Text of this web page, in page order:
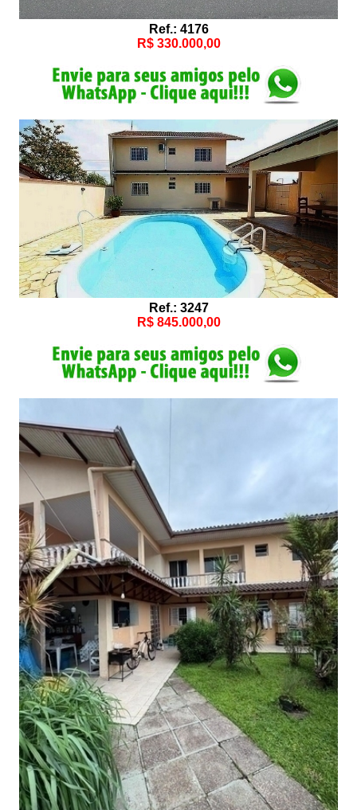
Ref.: 4176
R$ 330.000,00
Ref.: 3247
R$ 845.000,00